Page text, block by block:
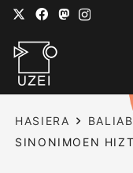
HASIERA
SINONIMOEN